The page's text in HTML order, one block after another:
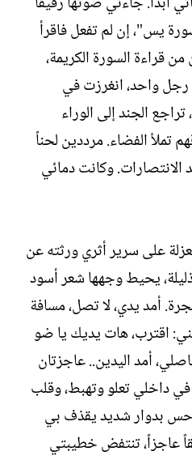
يس"، إن لم تفعل فاقرأ
قراءة السورة الكريمة،
واحد، انغرزت في
الجند إلى الوراء
تملأ الفضاء. مرددين لحناً
الانتصارات. وكانت دمائي
على سرير أثري ورثته عن
يحيط وجهها شعر أسود
أمد يدي، لا تصل، مسافة
اقترب، هات يديك يا ضو
أمد اليدين.. عاجزتان
داخلي تعلو وتهبط، وقلب
بدوار شديد يقذف بي
عاجزاً، تنتفض خطيبتي